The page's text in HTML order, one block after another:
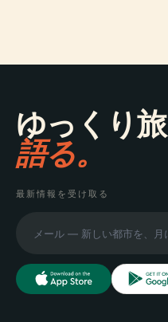
ゆっくり旅
語る。
最新情報を受け取る